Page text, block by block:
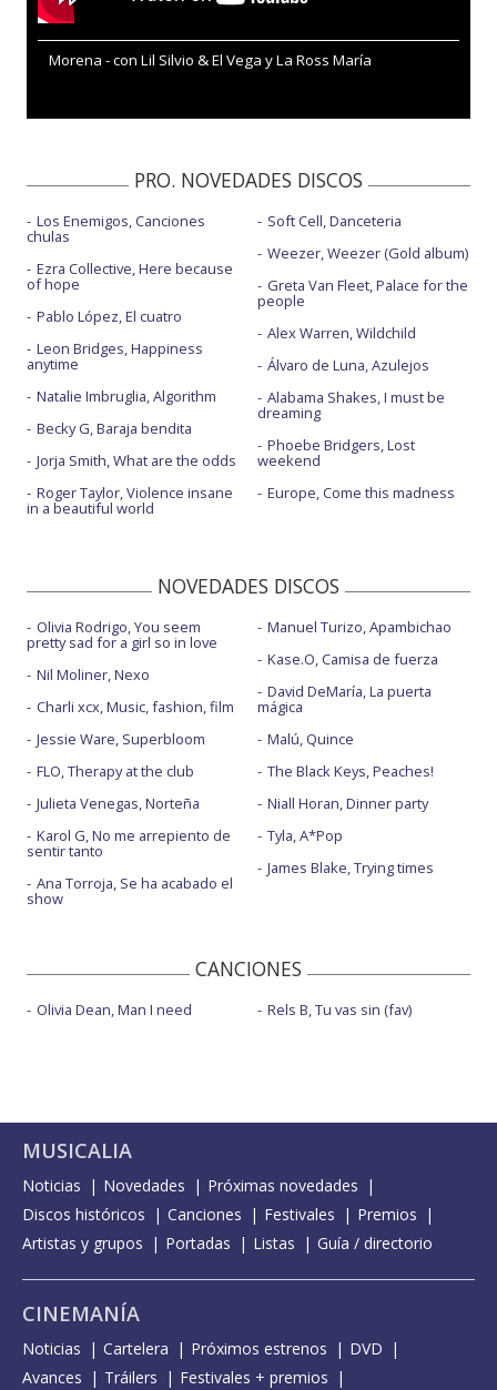
Morena - con Lil Silvio & El Vega y La Ross María
PRO. NOVEDADES DISCOS
Los Enemigos, Canciones
chulas
Ezra Collective, Here because
of hope
Pablo López, El cuatro
Leon Bridges, Happiness
anytime
Natalie Imbruglia, Algorithm
Becky G, Baraja bendita
Jorja Smith, What are the odds
Roger Taylor, Violence insane
in a beautiful world
Soft Cell, Danceteria
Weezer, Weezer (Gold album)
Greta Van Fleet, Palace for the
people
Alex Warren, Wildchild
Álvaro de Luna, Azulejos
Alabama Shakes, I must be
dreaming
Phoebe Bridgers, Lost
weekend
Europe, Come this madness
NOVEDADES DISCOS
Olivia Rodrigo, You seem
pretty sad for a girl so in love
Nil Moliner, Nexo
Charli xcx, Music, fashion, film
Jessie Ware, Superbloom
FLO, Therapy at the club
Julieta Venegas, Norteña
Karol G, No me arrepiento de
sentir tanto
Ana Torroja, Se ha acabado el
show
Manuel Turizo, Apambichao
Kase.O, Camisa de fuerza
David DeMaría, La puerta
mágica
Malú, Quince
The Black Keys, Peaches!
Niall Horan, Dinner party
Tyla, A*Pop
James Blake, Trying times
CANCIONES
Olivia Dean, Man I need Rels B, Tu vas sin (fav)
MUSICALIA
Noticias Novedades
Próximas novedades
Discos históricos
Canciones Festivales
Premios
Artistas y grupos
Portadas Listas Guía / directorio
CINEMANÍA
Noticias Cartelera Próximos estrenos
DVD
Avances
Tráilers Festivales + premios